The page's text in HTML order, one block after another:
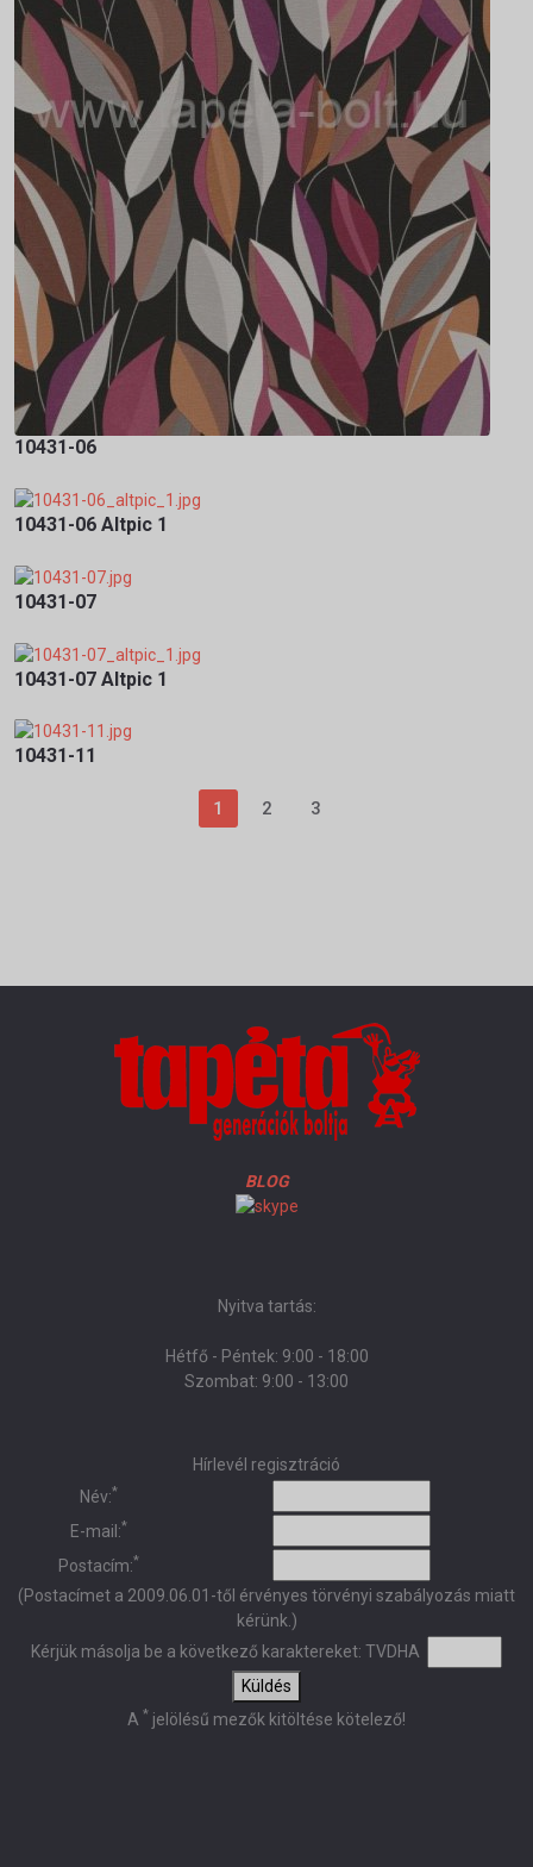
10431-06
10431-06 Altpic 1
10431-07
10431-07 Altpic 1
10431-11
1 2 3
BLOG
Nyitva tartás:
Hétfő - Péntek: 9:00 - 18:00
Szombat: 9:00 - 13:00
Hírlevél regisztráció
Név:*
E-mail:*
Postacím:*
(Postacímet a 2009.06.01-től érvényes törvényi szabályozás miatt
kérünk.)
Kérjük másolja be a következő karaktereket: TVDHA
Küldés
A * jelölésű mezők kitöltése kötelező!